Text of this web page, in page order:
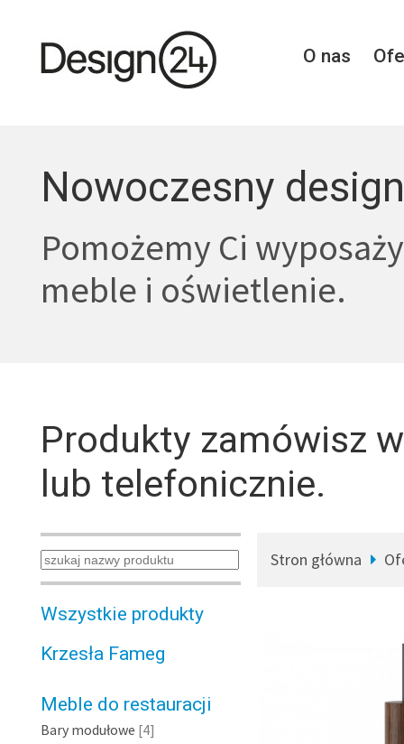
O nas
Nowoczesny
Pomożemy Ci
meble i oświetlenie.
Produkty zamówisz
lub telefonicznie.
Wszystkie produkty
Krzesła Fameg
Meble do restauracji
Bary modułowe [4]
Stron główna